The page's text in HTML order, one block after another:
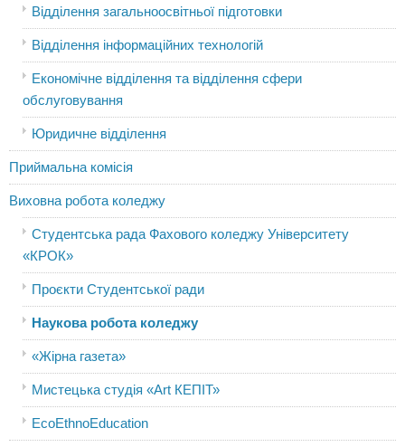
Відділення загальноосвітньої підготовки
Відділення інформаційних технологій
Економічне відділення та відділення сфери
обслуговування
Юридичне відділення
Приймальна комісія
Виховна робота коледжу
Студентська рада Фахового коледжу Університету
«КРОК»
Проєкти Студентської ради
Наукова робота коледжу
«Жірна газета»
Мистецька студія «Art КЕПІТ»
EcoEthnoEducation